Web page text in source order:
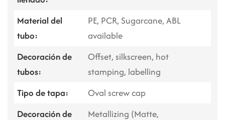
Material del
tubo:
PE, PCR, Sugarcane, ABL
available
Decoración de
tubos:
Offset, silkscreen, hot
stamping, labelling
Tipo de tapa:
Oval screw cap
Decoración de
Metallizing (Matte,